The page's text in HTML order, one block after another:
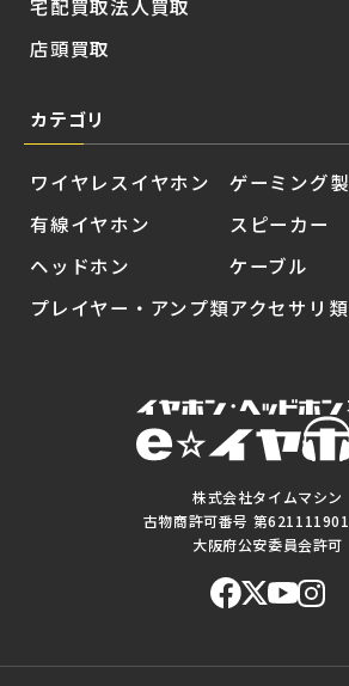
株式会社タイムマシン
古物商許可番号 第
大阪府公安委員会許可
宅配買取
店頭買取
法人買取
カテゴリ
ワイヤレスイヤホン
有線イヤホン
ヘッドホン
プレイヤー・アンプ類
ゲーミング
スピーカー
ケーブル
アクセサリ類